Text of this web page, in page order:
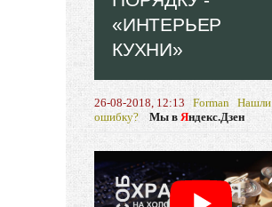
«ИНТЕРЬЕР
КУХНИ»
26-08-2018, 12:13 Forman Нашли
ошибку?
Мы в Яндекс.Дзен